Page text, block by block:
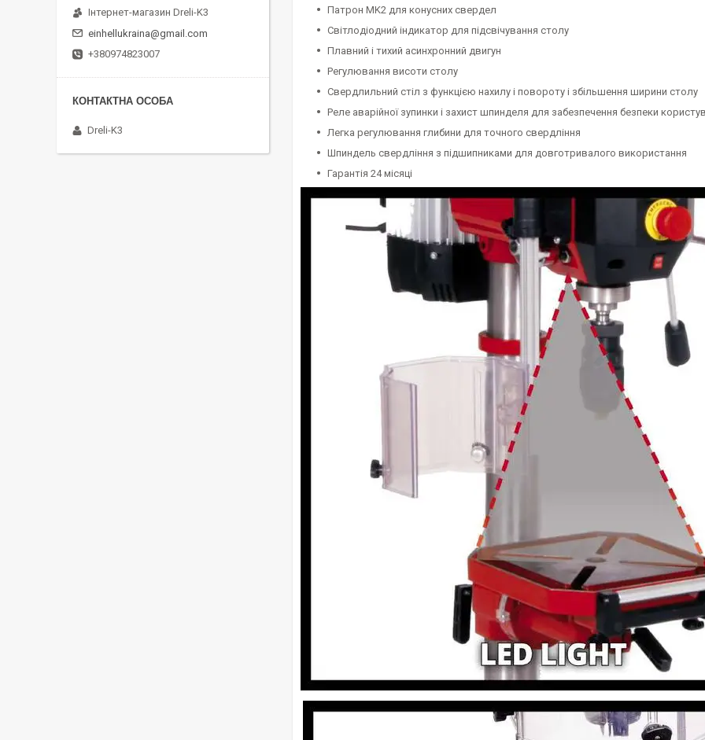
Патрон MK2 для конусних свердел
Світлодіодний індикатор для підсвічування столу
Плавний і тихий асинхронний двигун
Регулювання висоти столу
Свердлильний стіл з функцією нахилу і повороту і збільшення ширини столу
Реле аварійної зупинки і захист шпинделя для забезпечення безпеки
Легка регулювання глибини для точного свердління
Шпиндель свердління з підшипниками для довготривалого використання
Гарантія 24 місяці
Інтернет-магазин Dreli-K3
einhellukraina@gmail.com
+380974823007
Dreli-K3